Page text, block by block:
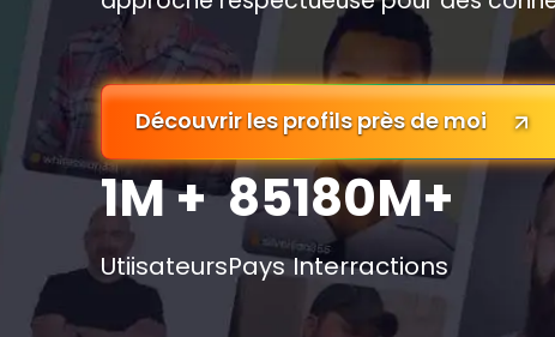
Découvrir les profils près de moi
1M +
Utiisateurs
85
Pays
180M+
Interractions